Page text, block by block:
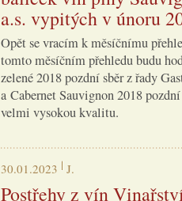
a.s. vypitých v únoru
Opět se vracím k měsíčnímu
tomto měsíčním přehledu budu
zelené 2018 pozdní sběr z řady
a Cabernet Sauvignon 2018
velmi vysokou kvalitu.
30.01.2023 J.
Postřehy z vín